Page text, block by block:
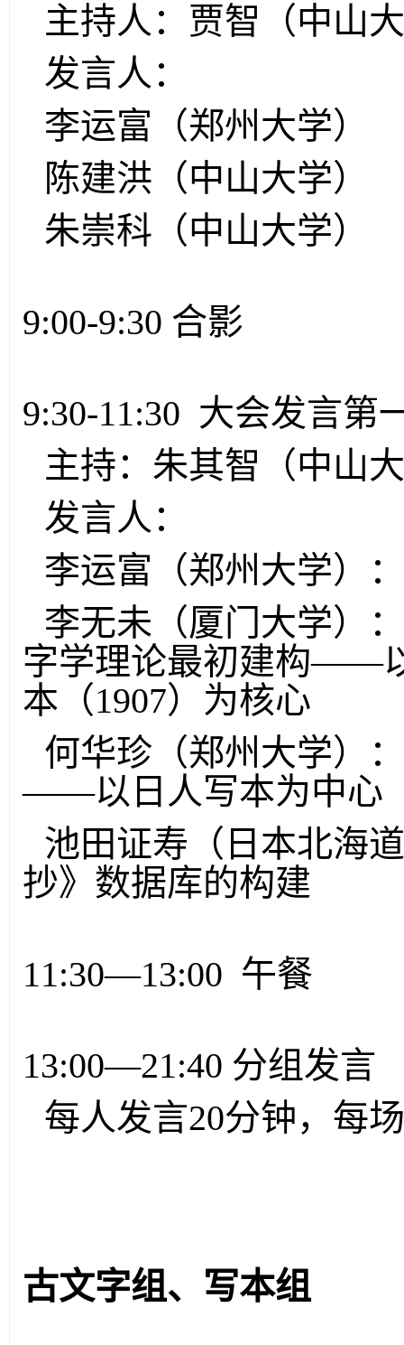
主持人：贾智（中山
发言人：
李运富（郑州大学）
陈建洪（中山大学）
朱崇科（中山大学）
9:00-9:30 合影
9:30-11:30 大会发言第
主持：朱其智（中山
发言人：
李运富（郑州大学）
李无未（厦门大学）
字学理论最初建构——
本（1907）为核心
何华珍（郑州大学）
——以日人写本为中心
池田证寿（日本北海
抄》数据库的构建
11:30—13:00 午餐
13:00—21:40 分组发言
每人发言20分钟，每
古文字组、写本组